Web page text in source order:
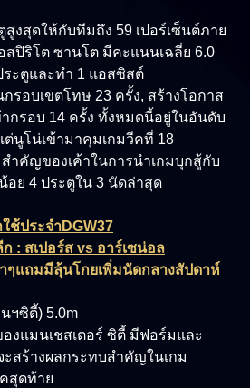
งสุดให้กับทีมถึง 59 เปอร์เซ็นต์ภาย
ปิริโต ซานโต มีคะแนนเฉลี่ย 6.0
ะตูและทำ 1 แอสซิสต์
รอบเขตโทษ 23 ครั้ง, สร้างโอกาส
กรอบ 14 ครั้ง ทั้งหมดนี้อยู่ในอันดับ
นูโน่เข้ามาคุมเกมวีคที่ 18
ำคัญของเค้าในการนำเกมบุกสู้กับ
อย 4 ประตูใน 3 นัดล่าสุด
ช้ประจำDGW37
: สเปอร์ส vs อาร์เซน่อล
ำๆแถมมีลุ้นโกยเพิ่มนัดกลางสัปดาห์
ฯซิตี้) 5.0m
องแมนเชสเตอร์ ซิตี้ มีฟอร์มและ
สร้างผลกระทบสำคัญในเกม
สุดท้าย